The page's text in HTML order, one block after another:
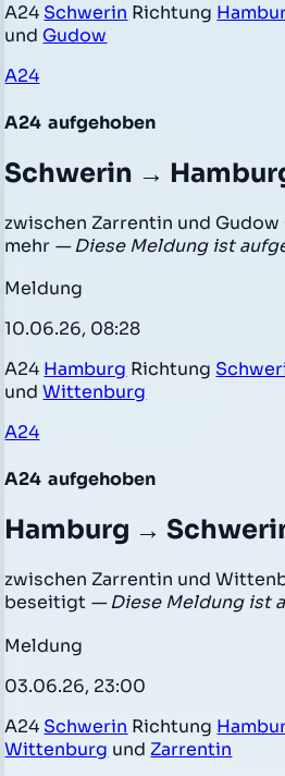
A24 Schwerin Richtung
und Gudow
A24
A24 aufgehoben
Schwerin →
zwischen Zarrentin und
mehr — Diese Meldung ist
Meldung
10.06.26, 08:28
A24 Hamburg Richtung
undWittenburg
A24
A24 aufgehoben
Hamburg →
zwischen Zarrentin und
beseitigt — Diese Meldung ist
Meldung
03.06.26, 23:00
A24 Schwerin Richtung
Wittenburg und Zarrentin